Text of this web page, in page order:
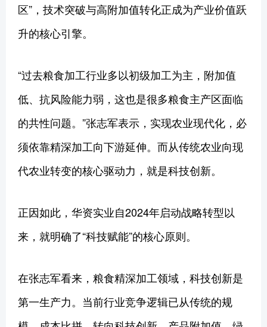
区”，技术突破与高附加值转化正成为产业价值跃
升的核心引擎。
“过去粮食加工行业多以初级加工为主，附加值
低、抗风险能力弱，这也是很多粮食主产区面临
的共性问题。”张志军表示，实现农业现代化，必
须依靠精深加工向下游延伸。而从传统农业向现
代农业转变的核心驱动力，就是科技创新。
正因如此，华资实业自2024年启动战略转型以
来，就明确了“科技赋能”的核心原则。
在张志军看来，粮食精深加工领域，科技创新是
第一生产力。当前行业竞争逻辑已从传统的规